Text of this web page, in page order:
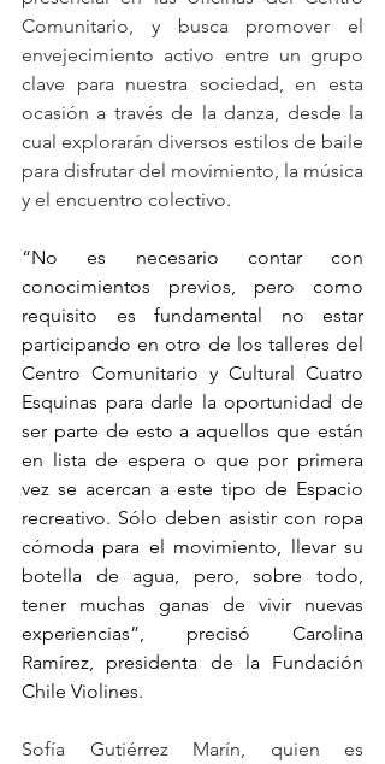
Comunitario, y busca promover el
envejecimiento activo entre un grupo
clave para nuestra sociedad, en esta
ocasión a través de la danza, desde la
cual explorarán diversos estilos de baile
para disfrutar del movimiento, la música
y el encuentro colectivo.
“No es necesario contar con
conocimientos previos, pero como
requisito es fundamental no estar
participando en otro de los talleres del
Centro Comunitario y Cultural Cuatro
Esquinas para darle la oportunidad de
ser parte de esto a aquellos que están
en lista de espera o que por primera
vez se acercan a este tipo de Espacio
recreativo. Sólo deben asistir con ropa
cómoda para el movimiento, llevar su
botella de agua, pero, sobre todo,
tener muchas ganas de vivir nuevas
experiencias”, precisó Carolina
Ramírez, presidenta de la Fundación
Chile Violines.
Sofía Gutiérrez Marín, quien es